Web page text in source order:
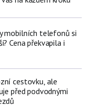
mobilních telefonů si
Cena překvapila i
cestovku, ale
před podvodnými